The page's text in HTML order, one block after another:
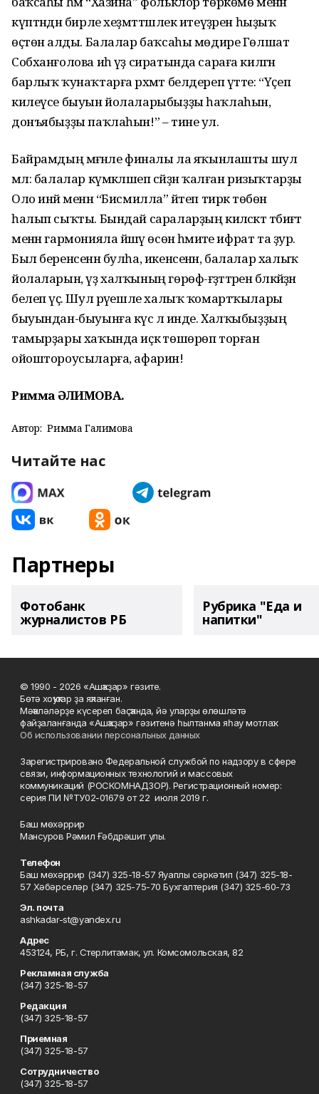
күптәндән бирле хеҙмәттәшлек итеүҙәрен һыҙыҡ
өҫтөнә алды. Балалар баҡсаһы мөдире Гөлшат
Собханғолова иһә үҙ сиратында сараға килгән
барлыҡ ҡунаҡтарға рәхмәт белдереп үтте: “Үҫеп
килеүсе быуын йолаларыбыҙҙы һаҡлаһын,
донъябыҙҙы паҡлаһын!” – тине ул.
Байрамдың мәғәнәле финалы ла яҡынлашты шул
мәл: балалар күмәкләшеп сәйҙән ҡалған ризыҡтарҙы
Оло инәй менән “Бисмилла” әйтеп тирәк төбөнә
һалып сыҡты. Бындай сараларҙың киләсәктә тәбиғәт
менән гармонияла йәшәү өсөн әһәмиәте ифрат та ҙур.
Был беренсенән булһа, икенсенән, балалар халыҡ
йолаларын, үҙ халҡының гөрөф-ғәҙәттәрен бәләкәйҙән
белеп үҫә. Шул рәүешле халыҡ ҡомартҡылары
быуындан-быуынға күсә лә инде. Халҡыбыҙҙың
тамырҙары хаҡында иҫкә төшөрөп торған
ойоштороусыларға, афарин!
Римма ҒӘЛИМОВА.
Автор: Римма Галимова
Читайте нас
Партнеры
Фотобанк
журналистов РБ
Рубрика "Еда и
напитки"
© 1990 - 2026 «Ашҡаҙар» гәзите.
Бөтә хоҡуҡтар ҙа яҡланған.
Мәҡәләләрҙе күсереп баҫҡанда, йә уларҙы өлөшләтә
файҙаланғанда «Ашҡаҙар» гәзитенә һылтанма яһау мотлаҡ.
Об использовании персональных данных
Зарегистрировано Федеральной службой по надзору в сфере
связи, информационных технологий и массовых
коммуникаций (РОСКОМНАДЗОР). Регистрационный номер:
серия ПИ №ТУ02-01679 от 22 июля 2019 г.
Баш мөхәррир
Мансуров Рәмил Ғәбдрәшит улы.
Телефон
Баш мөхәррир (347) 325-18-57 Яуаплы сәркәтип (347) 325-18-
57 Хәбәрселәр (347) 325-75-70 Бухгалтерия (347) 325-60-73
Эл. почта
ashkadar-st@yandex.ru
Адрес
453124, РБ, г. Стерлитамак, ул. Комсомольская, 82
Рекламная служба
(347) 325-18-57
Редакция
(347) 325-18-57
Приемная
(347) 325-18-57
Сотрудничество
(347) 325-18-57